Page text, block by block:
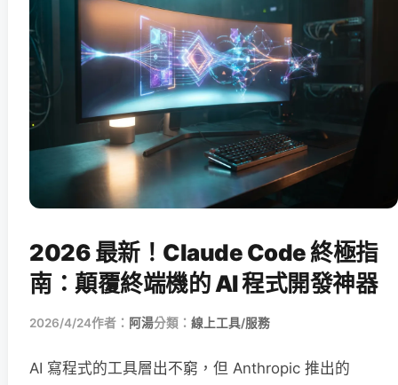
2026 最新！Claude Code 終極指
南：顛覆終端機的 AI 程式開發神器
2026/4/24作者： 阿湯分類： 線上工具/服務
AI 寫程式的工具層出不窮，但 Anthropic 推出的